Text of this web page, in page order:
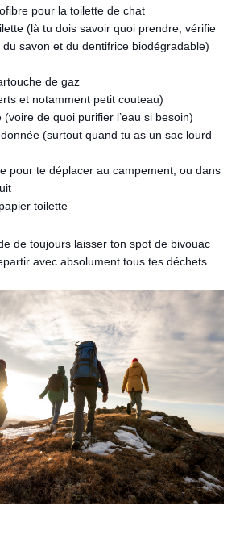
pour la toilette de chat
(là tu dois savoir quoi prendre, vérifie
savon et du dentifrice biodégradable)
de gaz
et notamment petit couteau)
(voire de quoi purifier l’eau si besoin)
(surtout quand tu as un sac lourd
pour te déplacer au campement, ou dans
toilette
de toujours laisser ton spot de bivouac
avec absolument tous tes déchets.